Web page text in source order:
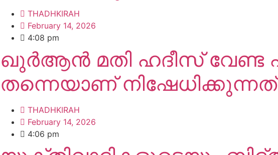
THADHKIRAH
February 14, 2026
4:08 pm
ഖുർആൻ മതി ഹദീസ്
തന്നെയാണ്
THADHKIRAH
February 14, 2026
4:06 pm